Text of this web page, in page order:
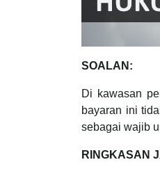
SOALAN:
Di kawasan
bayaran ini
sebagai wajib
RINGKASAN